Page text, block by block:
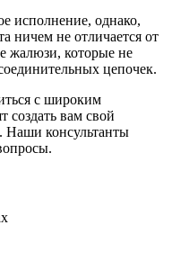
исполнение, однако,
ничем не отличается от
жалюзи, которые не
цепочек.
с широким
создать вам свой
Наши консультанты